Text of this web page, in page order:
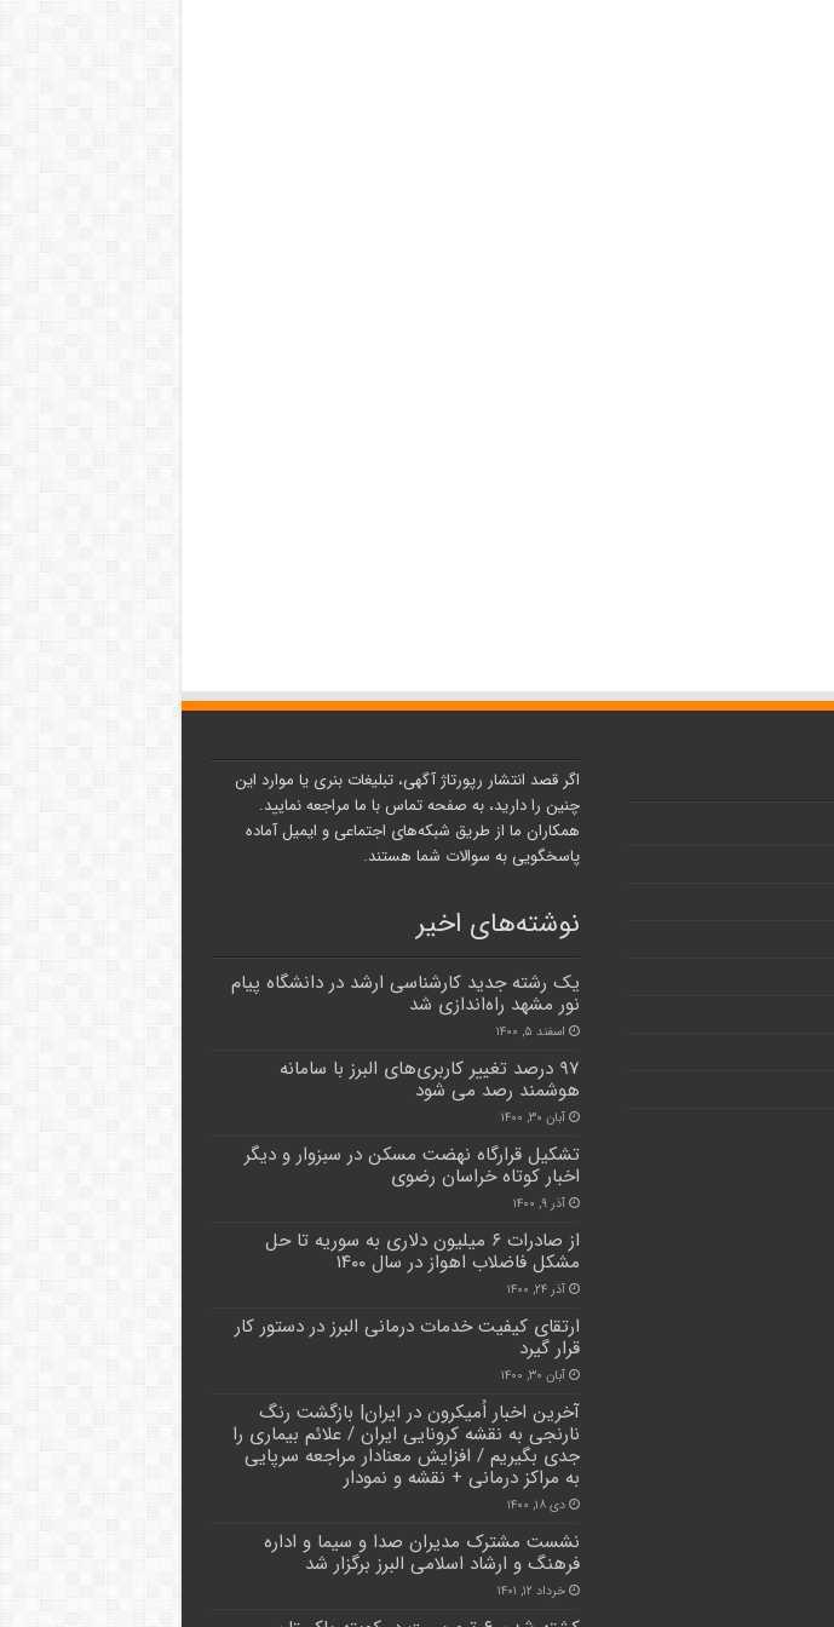
اگر قصد انتشار رپورتاژ آگهی، تبلیغات بنری یا موارد این
چنین را دارید، به صفحه تماس با ما مراجعه نمایید.
همکاران ما از طریق شبکه‌های اجتماعی و ایمیل آماده
پاسخگویی به سوالات شما هستند.
نوشته‌های اخیر
یک رشته جدید کارشناسی ارشد در دانشگاه پیام
نور مشهد راه‌اندازی شد
اسفند ۵, ۱۴۰۰
۹۷ درصد تغییر کاربری‌های البرز با سامانه
هوشمند رصد می شود
آبان ۳۰, ۱۴۰۰
تشکیل قرارگاه نهضت مسکن در سبزوار و دیگر
اخبار کوتاه خراسان رضوی
آذر ۹, ۱۴۰۰
از صادرات ۶ میلیون دلاری به سوریه تا حل
مشکل فاضلاب اهواز در سال ۱۴۰۰
آذر ۲۴, ۱۴۰۰
ارتقای کیفیت خدمات درمانی البرز در دستور کار
قرار گیرد
آبان ۳۰, ۱۴۰۰
آخرین اخبار اُمیکرون در ایران| بازگشت رنگ
نارنجی به نقشه کرونایی ایران / علائم بیماری را
جدی بگیریم / افزایش معنادار مراجعه سرپایی
به مراکز درمانی + نقشه و نمودار
دی ۱۸, ۱۴۰۰
نشست مشترک مدیران صدا و سیما و اداره
فرهنگ و ارشاد اسلامی البرز برگزار شد
خرداد ۱۲, ۱۴۰۱